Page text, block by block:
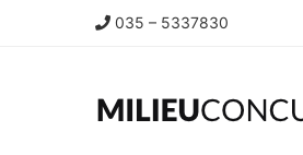
035 – 5337830